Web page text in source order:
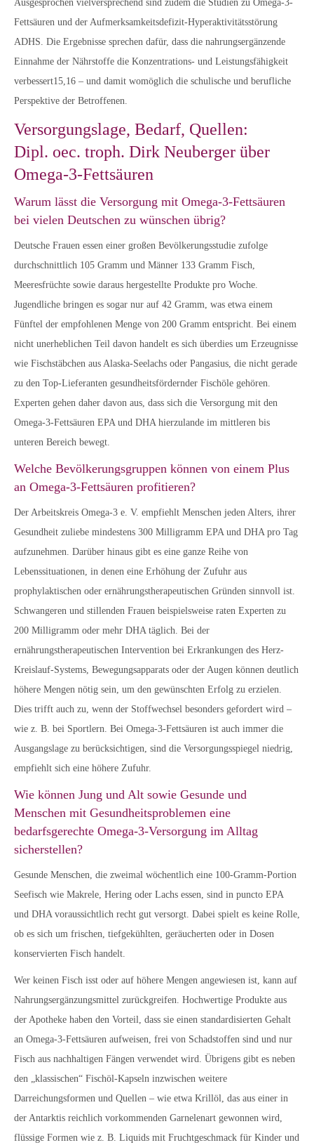
Ausgesprochen vielversprechend sind zudem die Studien zu Omega-3-
Fettsäuren und der Aufmerksamkeitsdefizit-Hyperaktivitätsstörung
ADHS. Die Ergebnisse sprechen dafür, dass die nahrungsergänzende
Einnahme der Nährstoffe die Konzentrations- und Leistungsfähigkeit
verbessert15,16 – und damit womöglich die schulische und berufliche
Perspektive der Betroffenen.
Versorgungslage, Bedarf, Quellen:
Dipl. oec. troph. Dirk Neuberger über
Omega-3-Fettsäuren
Warum lässt die Versorgung mit Omega-3-Fettsäuren
bei vielen Deutschen zu wünschen übrig?
Deutsche Frauen essen einer großen Bevölkerungsstudie zufolge
durchschnittlich 105 Gramm und Männer 133 Gramm Fisch,
Meeresfrüchte sowie daraus hergestellte Produkte pro Woche.
Jugendliche bringen es sogar nur auf 42 Gramm, was etwa einem
Fünftel der empfohlenen Menge von 200 Gramm entspricht. Bei einem
nicht unerheblichen Teil davon handelt es sich überdies um Erzeugnisse
wie Fischstäbchen aus Alaska-Seelachs oder Pangasius, die nicht gerade
zu den Top-Lieferanten gesundheitsfördernder Fischöle gehören.
Experten gehen daher davon aus, dass sich die Versorgung mit den
Omega-3-Fettsäuren EPA und DHA hierzulande im mittleren bis
unteren Bereich bewegt.
Welche Bevölkerungsgruppen können von einem Plus
an Omega-3-Fettsäuren profitieren?
Der Arbeitskreis Omega-3 e. V. empfiehlt Menschen jeden Alters, ihrer
Gesundheit zuliebe mindestens 300 Milligramm EPA und DHA pro Tag
aufzunehmen. Darüber hinaus gibt es eine ganze Reihe von
Lebenssituationen, in denen eine Erhöhung der Zufuhr aus
prophylaktischen oder ernährungstherapeutischen Gründen sinnvoll ist.
Schwangeren und stillenden Frauen beispielsweise raten Experten zu
200 Milligramm oder mehr DHA täglich. Bei der
ernährungstherapeutischen Intervention bei Erkrankungen des Herz-
Kreislauf-Systems, Bewegungsapparats oder der Augen können deutlich
höhere Mengen nötig sein, um den gewünschten Erfolg zu erzielen.
Dies trifft auch zu, wenn der Stoffwechsel besonders gefordert wird –
wie z. B. bei Sportlern. Bei Omega-3-Fettsäuren ist auch immer die
Ausgangslage zu berücksichtigen, sind die Versorgungsspiegel niedrig,
empfiehlt sich eine höhere Zufuhr.
Wie können Jung und Alt sowie Gesunde und
Menschen mit Gesundheitsproblemen eine
bedarfsgerechte Omega-3-Versorgung im Alltag
sicherstellen?
Gesunde Menschen, die zweimal wöchentlich eine 100-Gramm-Portion
Seefisch wie Makrele, Hering oder Lachs essen, sind in puncto EPA
und DHA voraussichtlich recht gut versorgt. Dabei spielt es keine Rolle,
ob es sich um frischen, tiefgekühlten, geräucherten oder in Dosen
konservierten Fisch handelt.
Wer keinen Fisch isst oder auf höhere Mengen angewiesen ist, kann auf
Nahrungsergänzungsmittel zurückgreifen. Hochwertige Produkte aus
der Apotheke haben den Vorteil, dass sie einen standardisierten Gehalt
an Omega-3-Fettsäuren aufweisen, frei von Schadstoffen sind und nur
Fisch aus nachhaltigen Fängen verwendet wird. Übrigens gibt es neben
den „klassischen“ Fischöl-Kapseln inzwischen weitere
Darreichungsformen und Quellen – wie etwa Krillöl, das aus einer in
der Antarktis reichlich vorkommenden Garnelenart gewonnen wird,
flüssige Formen wie z. B. Liquids mit Fruchtgeschmack für Kinder und